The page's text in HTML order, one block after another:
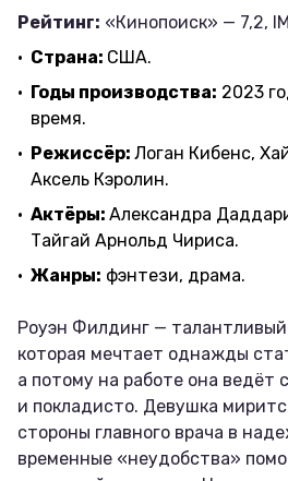
Рейтинг: «Кинопоиск» — 7,2,
Страна: США.
Годы производства: 2023
время.
Режиссёр: Логан Кибенс,
Аксель Кэролин.
Актёры: Александра
Тайгай Арнольд Чириса.
Жанры: фэнтези, драма.
Роуэн Филдинг — талантливый
которая мечтает однажды
а потому на работе она ведёт
и покладисто. Девушка
стороны главного врача в
временные «неудобства»